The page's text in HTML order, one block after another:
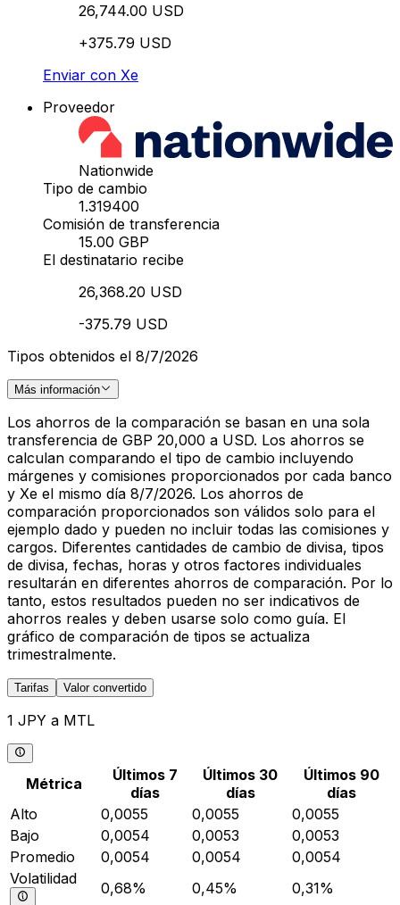
26,744.00 USD
+375.79 USD
Enviar con Xe
Proveedor
Nationwide
Tipo de cambio
1.319400
Comisión de transferencia
15.00 GBP
El destinatario recibe
26,368.20 USD
-375.79 USD
Tipos obtenidos el 8/7/2026
Más información
Los ahorros de la comparación se basan en una sola
transferencia de GBP 20,000 a USD. Los ahorros se
calculan comparando el tipo de cambio incluyendo
márgenes y comisiones proporcionados por cada banco
y Xe el mismo día 8/7/2026. Los ahorros de
comparación proporcionados son válidos solo para el
ejemplo dado y pueden no incluir todas las comisiones y
cargos. Diferentes cantidades de cambio de divisa, tipos
de divisa, fechas, horas y otros factores individuales
resultarán en diferentes ahorros de comparación. Por lo
tanto, estos resultados pueden no ser indicativos de
ahorros reales y deben usarse solo como guía. El
gráfico de comparación de tipos se actualiza
trimestralmente.
Tarifas Valor convertido
1 JPY a MTL
Métrica
Últimos 7
días
Últimos 30
días
Últimos 90
días
Alto
0,0055 0,0055
0,0055
Bajo
0,0054 0,0053
0,0053
Promedio
0,0054 0,0054
0,0054
Volatilidad
0,68% 0,45% 0,31%